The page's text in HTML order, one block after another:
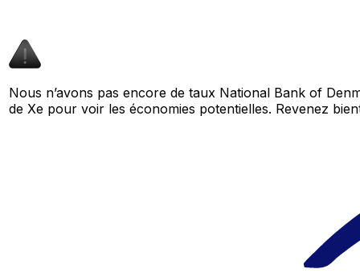
Nous n’avons pas encore de taux National Bank of
de Xe pour voir les économies potentielles. Revenez